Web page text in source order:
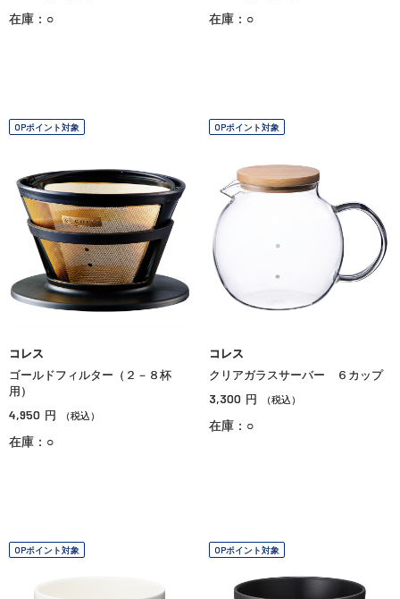
在庫：○ 在庫：○
OPポイント対象
コレス
ゴールドフィルター（２－８杯
用）
4,950 円 （税込）
在庫：○
OPポイント対象
コレス
クリアガラスサーバー ６カップ
3,300 円 （税込）
在庫：○
OPポイント対象 OPポイント対象